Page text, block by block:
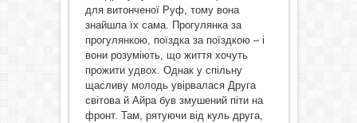
для витонченої Руф, тому вона
знайшла їх сама. Прогулянка за
прогулянкою, поїздка за поїздкою – і
вони розуміють, що життя хочуть
прожити удвох. Однак у спільну
щасливу молодь увірвалася Друга
світова й Айра був змушений піти на
фронт. Там, рятуючи від куль друга,